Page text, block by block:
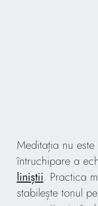
Meditația nu
întruchipare a
liniștii. Practica
stabilește tonul